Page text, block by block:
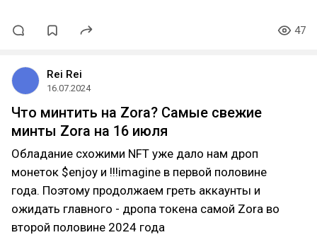
47
Rei Rei
16.07.2024
Что минтить на Zora? Самые свежие
минты Zora на 16 июля
Обладание схожими NFT уже дало нам дроп
монеток $enjoy и !!!imagine в первой половине
года. Поэтому продолжаем греть аккаунты и
ожидать главного - дропа токена самой Zora во
второй половине 2024 года